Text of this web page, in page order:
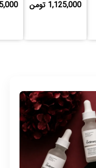
1,125,000 تومن